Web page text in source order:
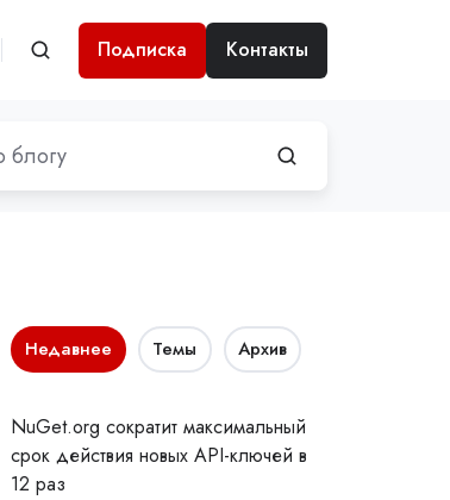
Подписка Контакты
Недавнее Темы Архив
NuGet.org сократит максимальный
срок действия новых API-ключей в
12 раз